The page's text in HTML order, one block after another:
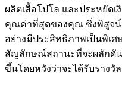
ผลิตเสื้อโปโล และประหยัด
คุณค่าที่สุดของคุณ ซึ่งพิสูจน์
อย่างมีประสิทธิภาพเป็นพิเศ
สัญลักษณ์สถานะที่จะผลักดั
ขึ้นโดยหวังว่าจะได้รับรางวัล